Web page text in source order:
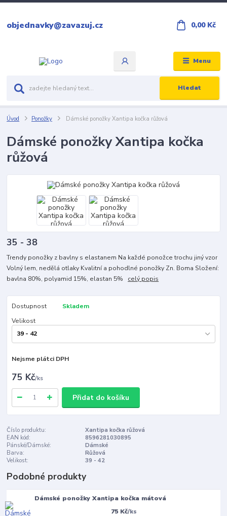
Menu
Hledat
objednavky@zavazuj.cz 0,00 Kč
Úvod Ponožky Dámské ponožky Xantipa kočka růžová
Dámské ponožky Xantipa kočka
růžová
35 - 38
Trendy ponožky z bavlny s elastanem Na každé ponožce trochu jiný vzor
Volný lem, nedělá otlaky Kvalitní a pohodlné ponožky Zn. Boma Složení:
bavlna 80%, polyamid 15%, elastan 5% celý popis
Dostupnost
Skladem
Velikost
Nejsme plátci DPH
75 Kč/ks
Přidat do košíku
Číslo produktu:
Xantipa kočka růžová
EAN kód:
8596281030895
Pánské/Dámské:
Dámské
Barva:
Růžová
Velikost:
39 - 42
Podobné produkty
Dámské ponožky Xantipa kočka mátová
75 Kč/ks